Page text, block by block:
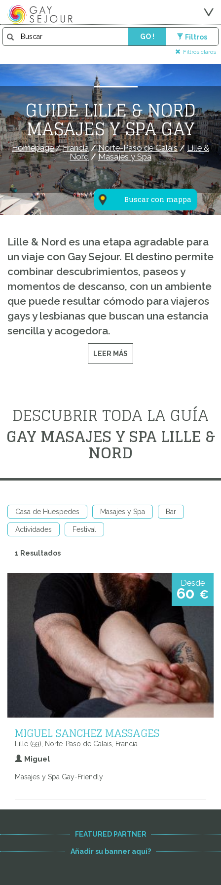
GO ! Filtros
Filtros claros
Buscar con mappa
GUIDE LILLE & NORD
MASAJES Y SPA GAY
Homepage/Francia /Norte-Paso de Calais/ Lille &
Nord/Masajes y Spa
Lille & Nord es una etapa agradable para
un viaje con Gay Sejour. El destino permite
combinar descubrimientos, paseos y
momentos de descanso, con un ambiente
que puede resultar cómodo para viajeros
gays y lesbianas que buscan una estancia
sencilla y acogedora.
LEER MÁS
DESCUBRIR TODA LA GUÍA
GAY MASAJES Y SPA LILLE &
NORD
Casa de Huespedes Masajes y Spa Bar
Actividades Festival
1 Resultados
Desde
60 €
MIGUEL SANCHEZ MASSAGES
Lille (59), Norte-Paso de Calais, Francia
Miguel
Masajes y Spa Gay-Friendly
FEATURED PARTNER
Añadir su banner aquí?